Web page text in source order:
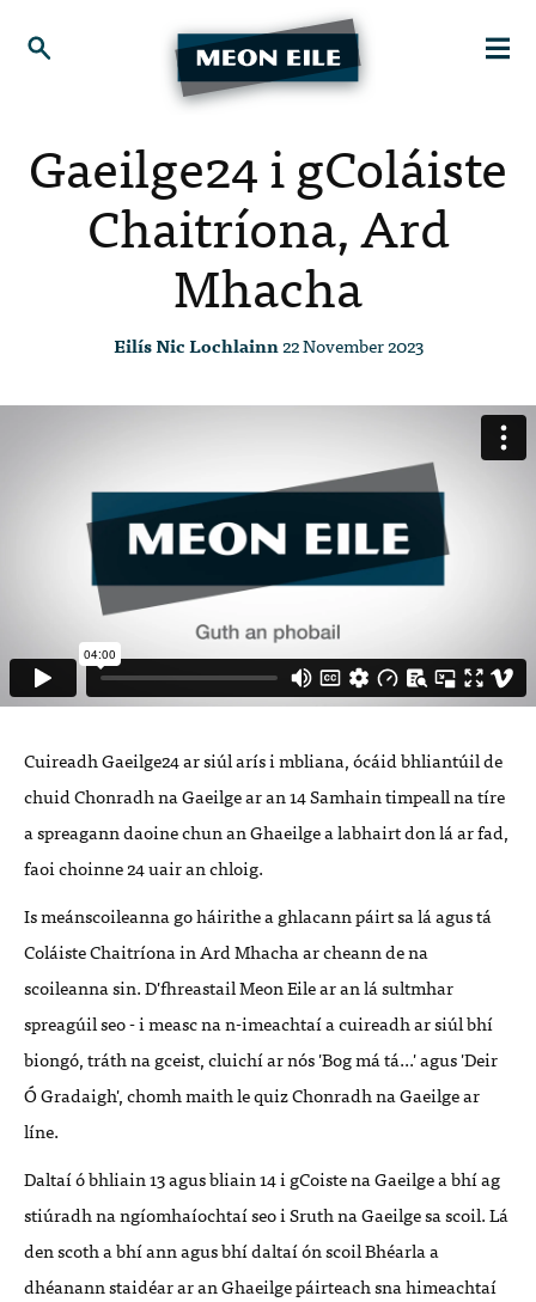
Gaeilge24 i gColáiste
Chaitríona, Ard
Mhacha
Eilís Nic Lochlainn22 November 2023
Cuireadh Gaeilge24 ar siúl arís i mbliana, ócáid bhliantúil de
chuid Chonradh na Gaeilge ar an 14 Samhain timpeall na tíre
a spreagann daoine chun an Ghaeilge a labhairt don lá ar fad,
faoi choinne 24 uair an chloig.
Is meánscoileanna go háirithe a ghlacann páirt sa lá agus tá
Coláiste Chaitríona in Ard Mhacha ar cheann de na
scoileanna sin. D'fhreastail Meon Eile ar an lá sultmhar
spreagúil seo - i measc na n-imeachtaí a cuireadh ar siúl bhí
biongó, tráth na gceist, cluichí ar nós 'Bog má tá...' agus 'Deir
Ó Gradaigh', chomh maith le quiz Chonradh na Gaeilge ar
líne.
Daltaí ó bhliain 13 agus bliain 14 i gCoiste na Gaeilge a bhí ag
stiúradh na ngíomhaíochtaí seo i Sruth na Gaeilge sa scoil. Lá
den scoth a bhí ann agus bhí daltaí ón scoil Bhéarla a
dhéanann staidéar ar an Ghaeilge páirteach sna himeachtaí